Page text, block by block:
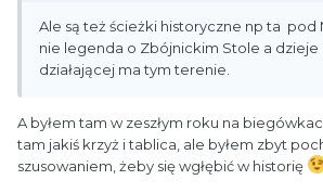
Ale są też ścieżki historyczne np ta pod
nie legenda o Zbójnickim Stole a
działającej ma tym terenie.
A byłem tam w zeszłym roku na
tam jakiś krzyż i tablica, ale byłem zbyt
szusowaniem, żeby się wgłębić w historię